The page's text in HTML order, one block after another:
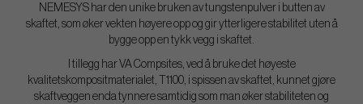
NEMESYS har den unike bruken av tungstenpulver i butten av
skaftet, som øker vekten høyere opp og gir ytterligere stabilitet uten å
bygge opp en tykk vegg i skaftet.
I tillegg har VA Compsites, ved å bruke det høyeste
kvalitetskompositmaterialet, T1100, i spissen av skaftet, kunnet gjøre
skaftveggen enda tynnere samtidig som man øker stabiliteten og